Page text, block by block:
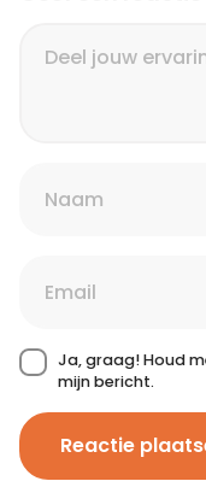
Ja, graag! Houd
mijn bericht.
Reactie